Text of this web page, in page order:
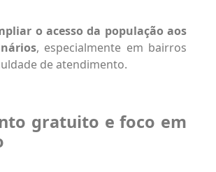
o acesso da população aos
, especialmente em bairros
de atendimento.
gratuito e foco em